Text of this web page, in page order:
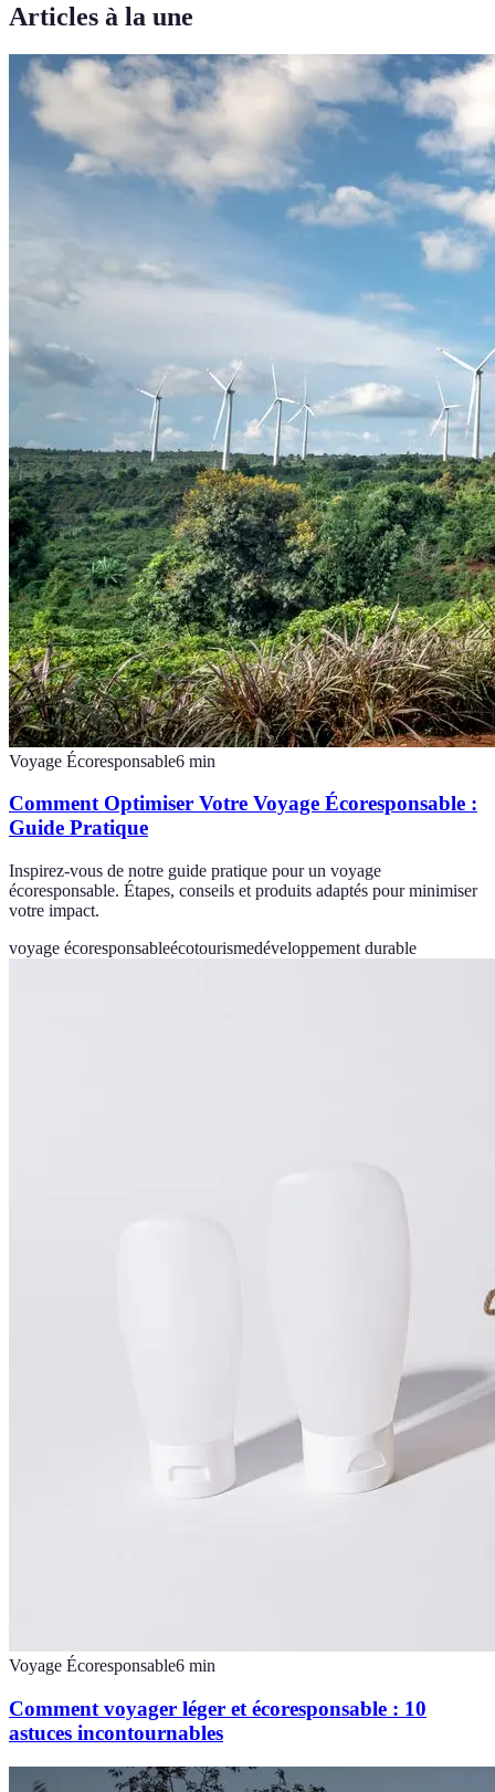
Articles à la une
Voyage Écoresponsable6 min
Comment Optimiser Votre Voyage Écoresponsable :
Guide Pratique
Inspirez-vous de notre guide pratique pour un voyage
écoresponsable. Étapes, conseils et produits adaptés pour minimiser
votre impact.
voyage écoresponsableécotourismedéveloppement durable
Voyage Écoresponsable6 min
Comment voyager léger et écoresponsable : 10
astuces incontournables